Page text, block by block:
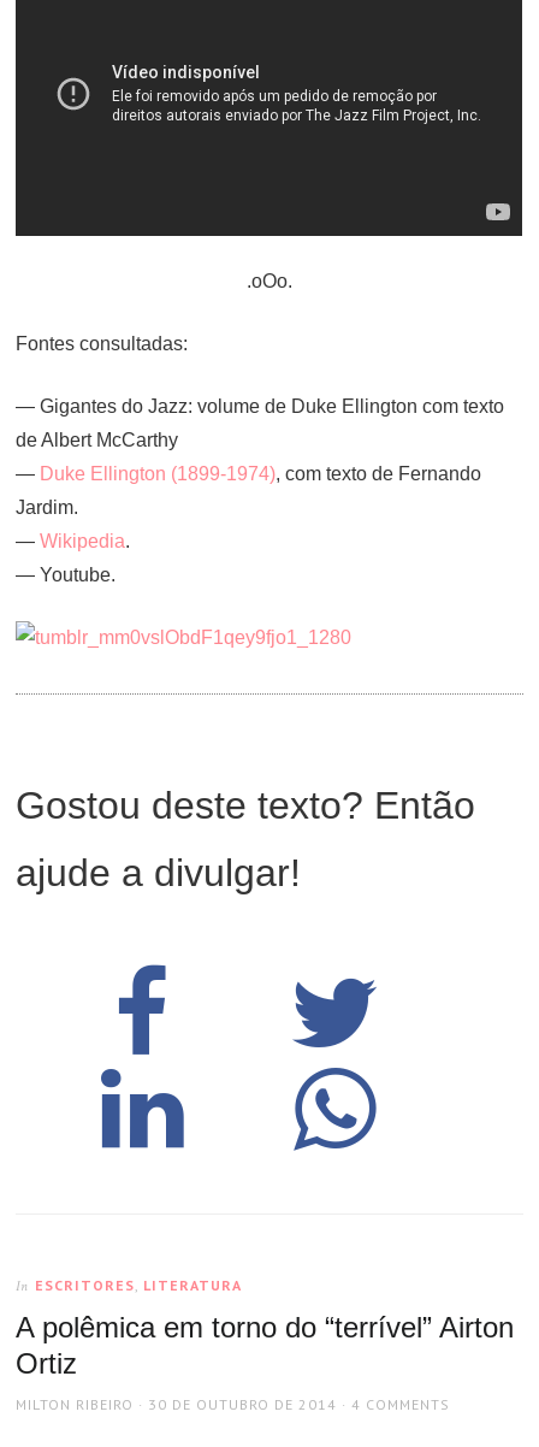
.oOo.
Fontes consultadas:
— Gigantes do Jazz: volume de Duke Ellington com texto
de Albert McCarthy
— Duke Ellington (1899-1974), com texto de Fernando
Jardim.
—Wikipedia.
— Youtube.
Gostou deste texto? Então
ajude a divulgar!
In ESCRITORES, LITERATURA
A polêmica em torno do “terrível” Airton
Ortiz
AUTHOR
MILTON RIBEIRO
POSTED
30 DE OUTUBRO DE 2014 4 COMMENTS